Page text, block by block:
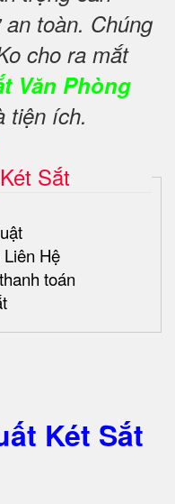
toàn. Chúng
cho ra mắt
Văn Phòng
tiện ích.
Sắt
Hệ
toán
Két Sắt